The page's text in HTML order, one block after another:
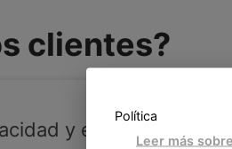
clientes?
y el precioLeer más